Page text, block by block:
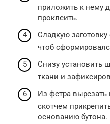
приложить к нему
проклеить.
Сладкую
чтоб
Снизу установить
ткани и
Из фетра вырезать
скотчем
основанию бутона.